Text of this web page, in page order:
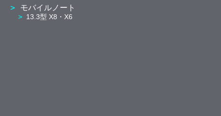
モバイルノート
13.3型 X8・X6